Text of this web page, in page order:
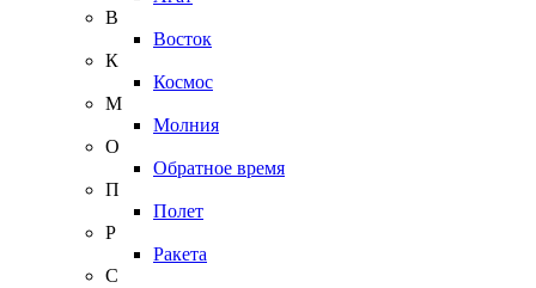
В
Восток
К
Космос
М
Молния
О
Обратное время
П
Полет
Р
Ракета
С